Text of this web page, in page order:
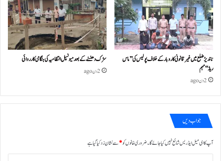
ناندیڑ ضلع میں غیر قانونی کاروبار کے خلاف پولیس کی ’’ماس
ریڈ‘‘ مہم
2 دن ago
سڑک دھنسنے کے بعد میونسپل انتظامیہ کی ہنگامی کارروائی
2 دن ago
جواب دیں
آپ کا ای میل ایڈریس شائع نہیں کیا جائے گا۔ضروری خانوں کو*سے نشان زد کیا گیا ہے